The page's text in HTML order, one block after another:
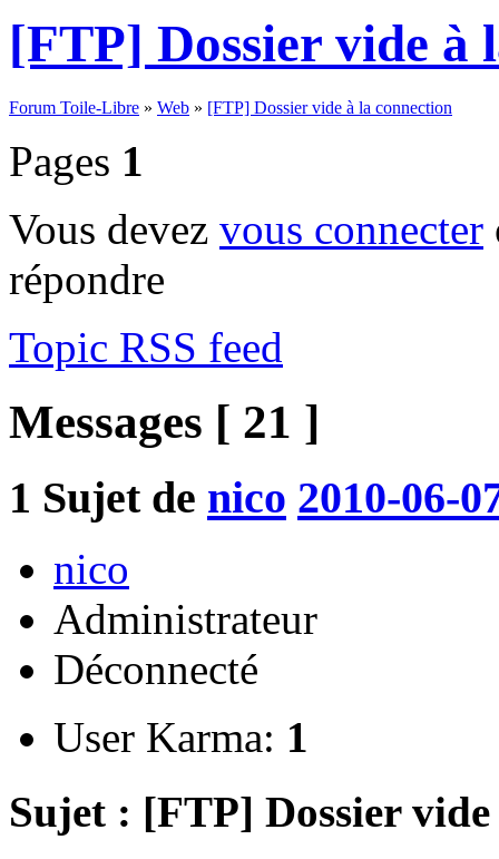
[FTP] Dossier vide à
Forum Toile-Libre » Web » [FTP] Dossier vide à la connection
Pages 1
Vous devez vous connecter
répondre
Topic RSS feed
Messages [ 21 ]
1 Sujet de nico 2010-06-
nico
Administrateur
Déconnecté
User Karma: 1
Sujet : [FTP] Dossier